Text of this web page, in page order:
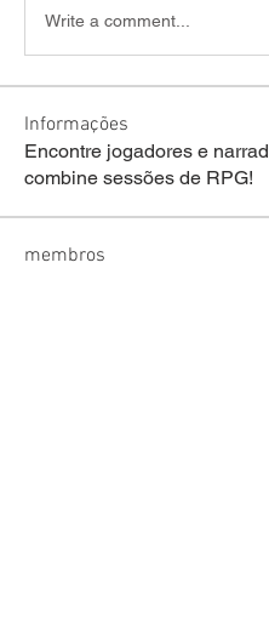
Write a comment...
Informações
Encontre jogadores e
combine sessões de RPG!
membros